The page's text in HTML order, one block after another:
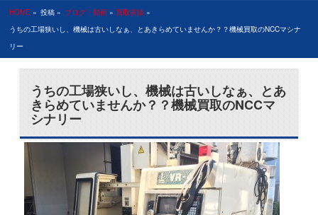
HOME » 投稿 » ブログ・動画 » 買取実績 »
うちの工場狭いし、機械は古いしなぁ、とあきらめていませんか？？機械買取のNCCマシナ
リー
うちの工場狭いし、機械は古いしなぁ、とあ
きらめていませんか？？機械買取のNCCマ
シナリー